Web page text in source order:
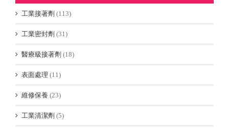
工業接著劑 (113)
工業密封劑 (31)
醫療級接著劑 (18)
表面處理 (11)
維修保養 (23)
工業清潔劑 (5)